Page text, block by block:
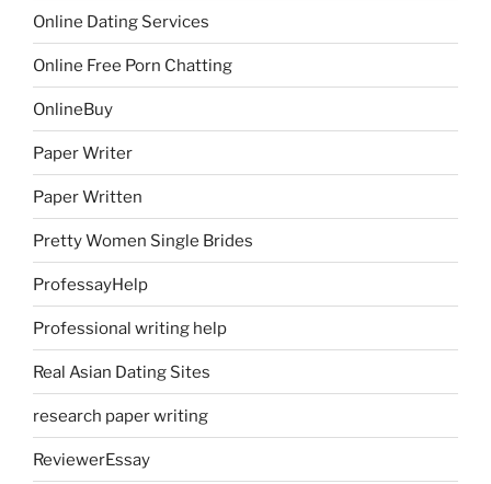
Online Dating Services
Online Free Porn Chatting
OnlineBuy
Paper Writer
Paper Written
Pretty Women Single Brides
ProfessayHelp
Professional writing help
Real Asian Dating Sites
research paper writing
ReviewerEssay